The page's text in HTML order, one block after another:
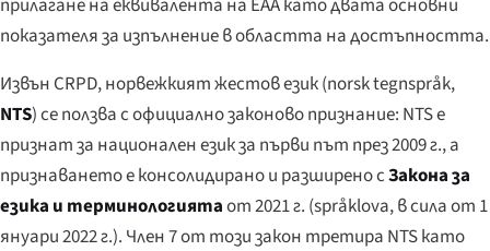
показателя за изпълнение в областта на достъпността.
Извън CRPD, норвежкият жестов език (norsk tegnspråk,
NTS) се ползва с официално законово признание: NTS е
признат за национален език за първи път през 2009 г., а
признаването е консолидирано и разширено сЗакона за
езика и терминологиятаот 2021 г. (språklova, в сила от 1
януари 2022 г.). Член 7 от този закон третира NTS като